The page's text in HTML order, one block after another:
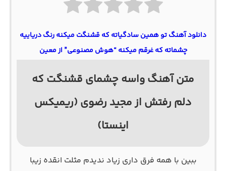
دانلود آهنگ تو همین سادگیاته که قشنگت میکنه رنگ دریاییه
چشماته که غرقم میکنه “هوش مصنوعی” از معین
متن آهنگ واسه چشمای قشنگت که
دلم رفتش از مجید رضوی (ریمیکس
اینستا)
ﺑﺒﻴﻦ ﺑﺎ ﻫﻤﻪ ﻓﺮق داری زﻳﺎد ﻧﺪﻳﺪم ﻣﺜﻠﺖ اﻧﻘﺪه زﻳﺒﺎ